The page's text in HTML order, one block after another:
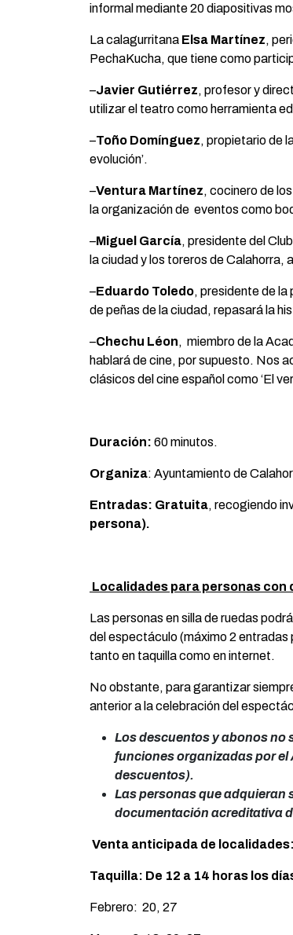
informal mediante 20 diapositivas
La calagurritana Elsa Martínez,
PechaKucha, que tiene como
–Javier Gutiérrez, profesor y
utilizar el teatro como herramienta
–Toño Domínguez, propietario de
evolución’.
–Ventura Martínez, cocinero de
la organización de eventos como
–Miguel García, presidente del
la ciudad y los toreros de Calahorra,
–Eduardo Toledo, presidente de la
de peñas de la ciudad, repasará la
–Chechu Léon, miembro de la
hablará de cine, por supuesto. Nos
clásicos del cine español como ‘El
Duración: 60 minutos.
Organiza: Ayuntamiento de
Entradas: Gratuita, recogiendo
persona).
Localidades para personas
Las personas en silla de ruedas
del espectáculo (máximo 2 entradas
tanto en taquilla como en internet.
No obstante, para garantizar
anterior a la celebración del
Los descuentos y abonos no
funciones organizadas por el
descuentos).
Las personas que adquieran
documentación acreditativa
Venta anticipada de localidades:
Taquilla: De 12 a 14 horas los
Febrero: 20, 27